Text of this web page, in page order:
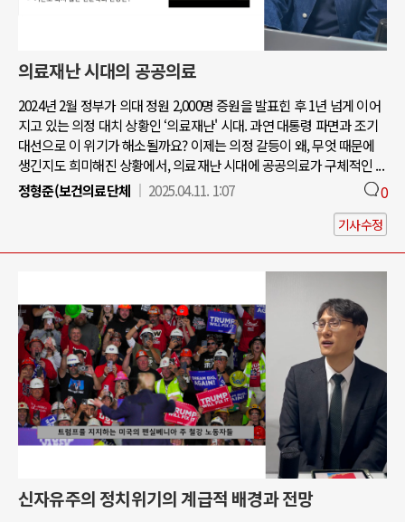
의료재난 시대의 공공의료
2024년 2월 정부가 의대 정원 2,000명 증원을 발표힌 후 1년 넘게 이어
지고 있는 의정 대치 상황인 ‘의료재난' 시대. 과연 대통령 파면과 조기
대선으로 이 위기가 해소될까요? 이제는 의정 갈등이 왜, 무엇 때문에
생긴지도 희미해진 상황에서, 의료재난 시대에 공공의료가 구체적인 ...
정형준(보건의료단체
2025.04.11. 1:07 0
기사수정
신자유주의 정치위기의 계급적 배경과 전망